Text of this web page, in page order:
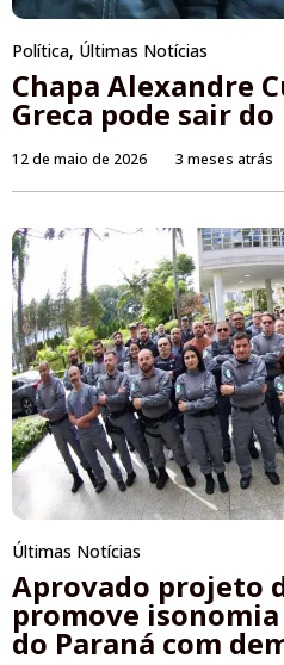
Política, Últimas Notícias
Chapa Alexandre
Greca pode sair do
12 de maio de 2026 3 meses atrás
Últimas Notícias
Aprovado projeto
promove
do Paraná com